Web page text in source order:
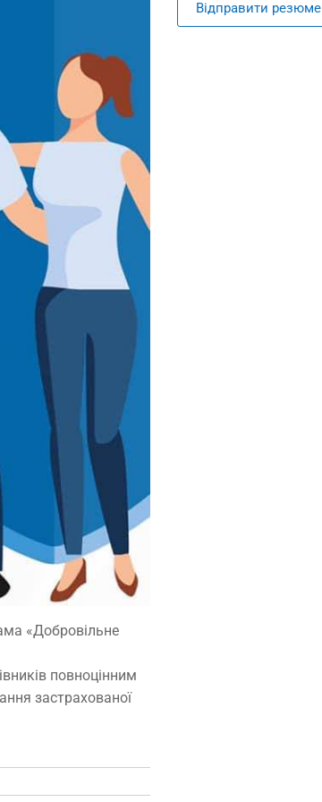
«Добровільне
повноцінним
застрахованої
Відправити резюме